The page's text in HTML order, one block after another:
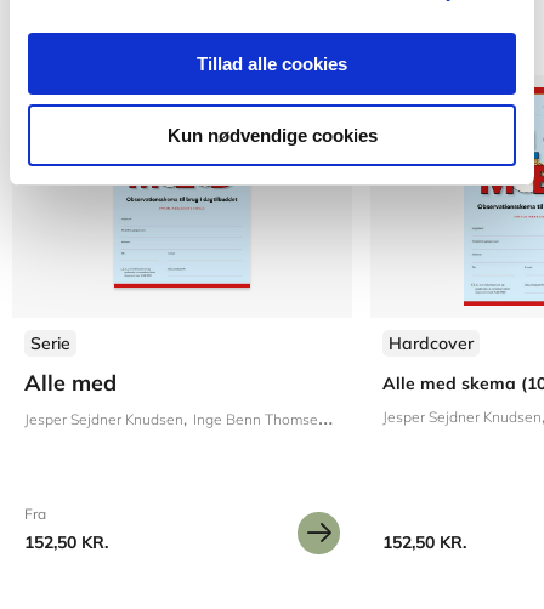
Tillad alle cookies
Kun nødvendige cookies
Andre har også købt
Serie
Alle med
Jesper Sejdner Knudsen Inge Benn Thomsen Henrik Knudsen
Fra
152,50 KR.
Hardcover
Alle med skema
Jesper Sejdner Knudsen
152,50 KR.